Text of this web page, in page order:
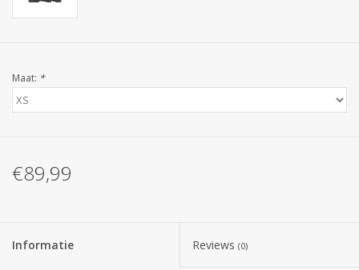
Maat: *
€89,99
Informatie Reviews (0)